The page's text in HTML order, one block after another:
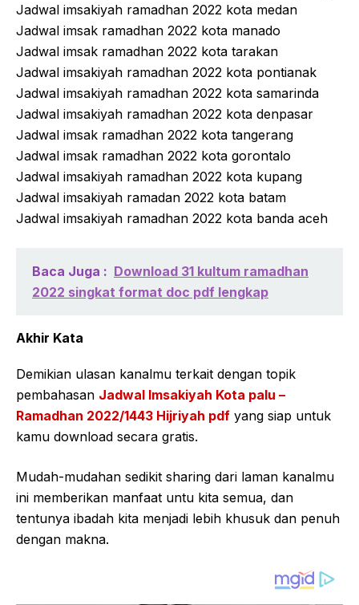
Jadwal imsakiyah ramadhan 2022 kota medan
Jadwal imsak ramadhan 2022 kota manado
Jadwal imsak ramadhan 2022 kota tarakan
Jadwal imsakiyah ramadhan 2022 kota pontianak
Jadwal imsakiyah ramadhan 2022 kota samarinda
Jadwal imsakiyah ramadhan 2022 kota denpasar
Jadwal imsak ramadhan 2022 kota tangerang
Jadwal imsak ramadhan 2022 kota gorontalo
Jadwal imsakiyah ramadhan 2022 kota kupang
Jadwal imsakiyah ramadan 2022 kota batam
Jadwal imsakiyah ramadhan 2022 kota banda aceh
Baca Juga : Download 31 kultum ramadhan
2022 singkat format doc pdf lengkap
Akhir Kata
Demikian ulasan kanalmu terkait dengan topik
pembahasan Jadwal Imsakiyah Kota palu –
Ramadhan 2022/1443 Hijriyah pdf yang siap untuk
kamu download secara gratis.
Mudah-mudahan sedikit sharing dari laman kanalmu
ini memberikan manfaat untu kita semua, dan
tentunya ibadah kita menjadi lebih khusuk dan penuh
dengan makna.